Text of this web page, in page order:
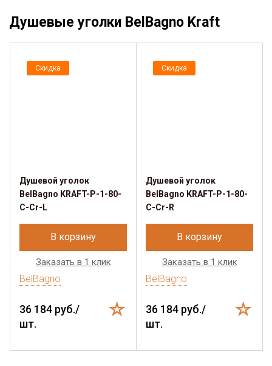
Душевые уголки BelBagno Kraft
Скидка
Душевой уголок
BelBagno KRAFT-P-1-80-
C-Cr-L
В корзину
Заказать в 1 клик
BelBagno
36 184 руб./
шт.
Скидка
Душевой уголок
BelBagno KRAFT-P-1-80-
C-Cr-R
В корзину
Заказать в 1 клик
BelBagno
36 184 руб./
шт.